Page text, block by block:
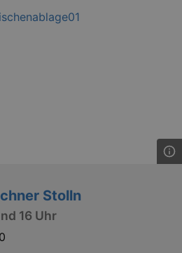
Stolln
16 Uhr